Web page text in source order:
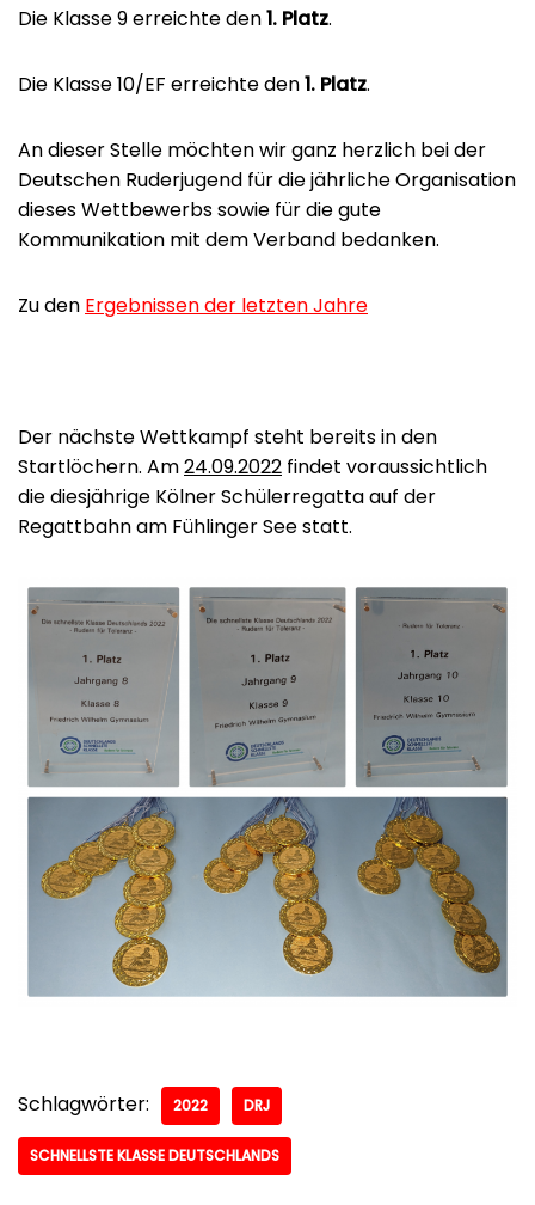
Die Klasse 9 erreichte den1. Platz.
Die Klasse 10/EF erreichte den1. Platz.
An dieser Stelle möchten wir ganz herzlich bei der
Deutschen Ruderjugend für die jährliche Organisation
dieses Wettbewerbs sowie für die gute
Kommunikation mit dem Verband bedanken.
Zu den Ergebnissen der letzten Jahre
Der nächste Wettkampf steht bereits in den
Startlöchern. Am24.09.2022 findet voraussichtlich
die diesjährige Kölner Schülerregatta auf der
Regattbahn am Fühlinger See statt.
Schlagwörter: 2022 DRJ
SCHNELLSTE KLASSE DEUTSCHLANDS